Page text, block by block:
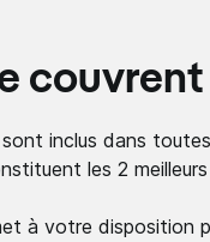
inclus dans
les 2
à votre disposition